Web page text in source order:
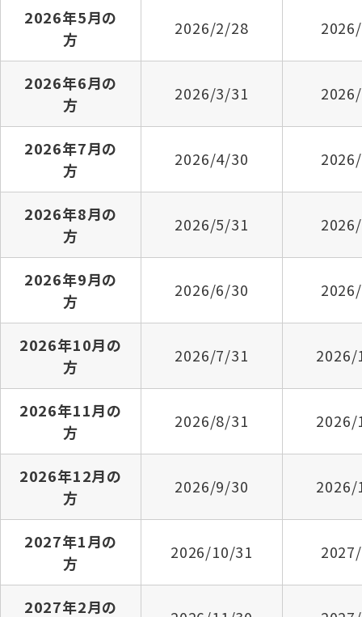
2026年5月の
方
2026/2/28
2026年6月の
方
2026/3/31
2026年7月の
方
2026/4/30
2026年8月の
方
2026/5/31
2026年9月の
方
2026/6/30
2026年10月の
方
2026/7/31
2026年11月の
方
2026/8/31
2026年12月の
方
2026/9/30
2027年1月の
方
2026/10/31
2027年2月の